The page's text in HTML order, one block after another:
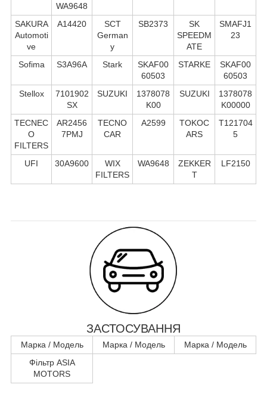
WA9648
SAKURA
Automoti
ve
A14420
SCT
German
y
SB2373
SK
SPEEDM
ATE
SMAFJ1
23
Sofima S3A96A Stark
SKAF00
60503
STARKE
SKAF00
60503
Stellox
7101902
SX
SUZUKI
1378078
K00
SUZUKI
1378078
K00000
TECNEC
O
FILTERS
AR2456
7PMJ
TECNO
CAR
A2599
TOKOC
ARS
T121704
5
UFI 30A9600
WIX
FILTERS
WA9648
ZEKKER
T
LF2150
ЗАСТОСУВАННЯ
Марка / Модель Марка / Модель
Марка / Модель
Фільтр ASIA
MOTORS